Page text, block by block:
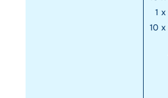
1 x
10 x